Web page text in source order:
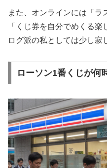
また、オンラインには「ラ
「くじ券を自分でめくる
ログ派の私としては少し寂
ローソン1番くじが何